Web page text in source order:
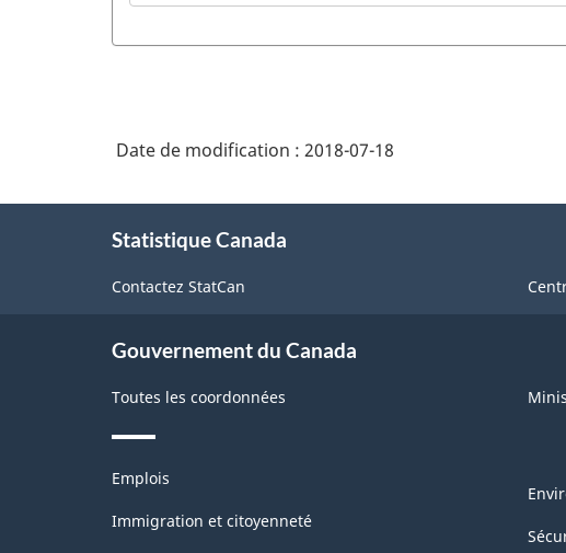
Date de modification : 2018-07-18
Statistique Canada
Contactez StatCan
Gouvernement du Canada
Toutes les coordonnées
Thèmes
sujets
Emplois
Immigration et citoyenneté